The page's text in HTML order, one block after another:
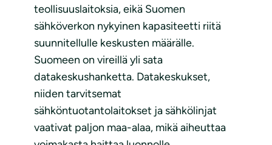
teollisuuslaitoksia, eikä Suomen
sähköverkon nykyinen kapasiteetti riitä
suunnitellulle keskusten määrälle.
Suomeen on vireillä yli sata
datakeskushanketta. Datakeskukset,
niiden tarvitsemat
sähköntuotantolaitokset ja sähkölinjat
vaativat paljon maa-alaa, mikä aiheuttaa